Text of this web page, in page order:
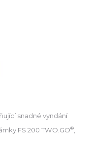
snadné vyndání
FS 200 TWO.GO®